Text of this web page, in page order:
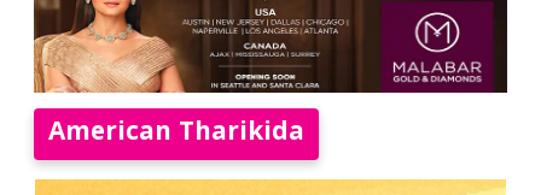
American Tharikida